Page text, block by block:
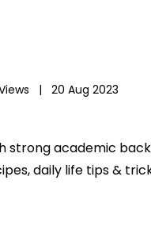
| 20 Aug 2023
academic
daily life tips &